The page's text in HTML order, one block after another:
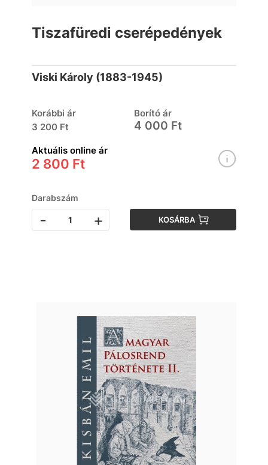
Tiszafüredi cserépedények
Viski Károly (1883-1945)
Korábbi ár
3 200 Ft
Borító ár
4 000 Ft
Aktuális online ár
2 800 Ft
Darabszám
- + KOSÁRBA